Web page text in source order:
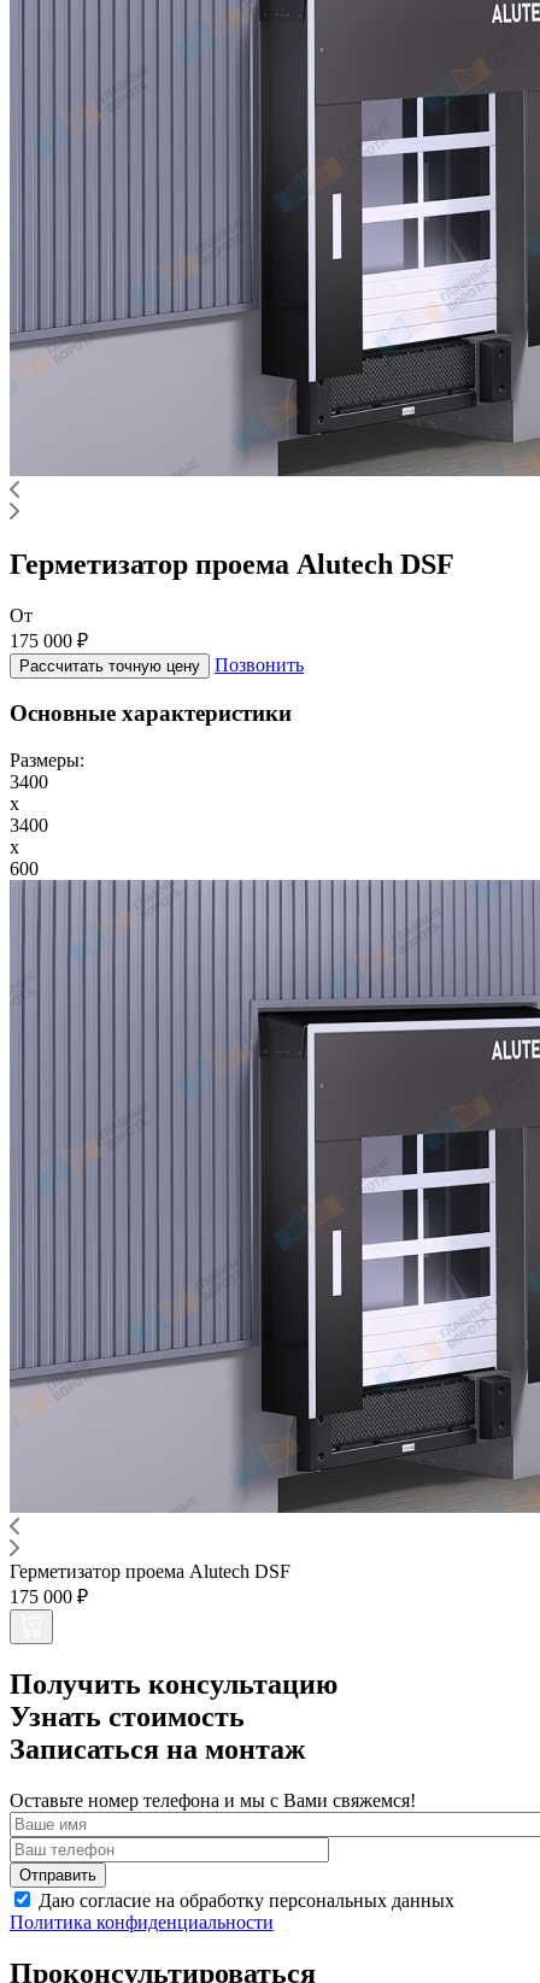
Герметизатор проема Alutech DSF
От
175 000 ₽
Рассчитать точную цену Позвонить
Основные характеристики
Размеры:
3400
x
3400
x
600
Герметизатор проема Alutech DSF
175 000 ₽
Получить консультацию
Узнать стоимость
Записаться на монтаж
Оставьте номер телефона и мы с Вами свяжемся!
Даю согласие на обработку персональных данных
Политика конфиденциальности
Проконсультироваться